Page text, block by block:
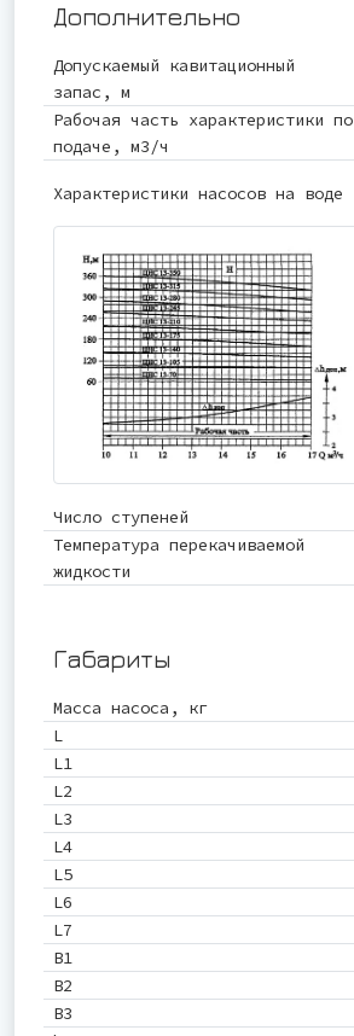
Дополнительно
Допускаемый кавитационный
запас, м
Рабочая часть характеристики по
подаче, м3/ч
Характеристики насосов на воде
Число ступеней
Температура перекачиваемой
жидкости
Габариты
Масса насоса, кг
L
L1
L2
L3
L4
L5
L6
L7
B1
B2
B3